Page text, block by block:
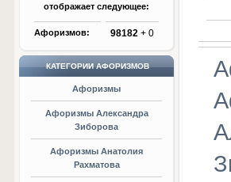
отображает следующее:
Афоризмов: 98182 + 0
КАТЕГОРИИ АФОРИЗМОВ
Афоризмы
Афоризмы Александра
Зиборова
Афоризмы Анатолия
Рахматова